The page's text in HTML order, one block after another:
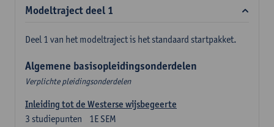
Modeltraject deel 1
Deel 1 van het modeltraject is het standaard startpakket.
Algemene basisopleidingsonderdelen
Verplichte pleidingsonderdelen
Inleiding tot de Westerse wijsbegeerte
1E SEM
3 studiepunten